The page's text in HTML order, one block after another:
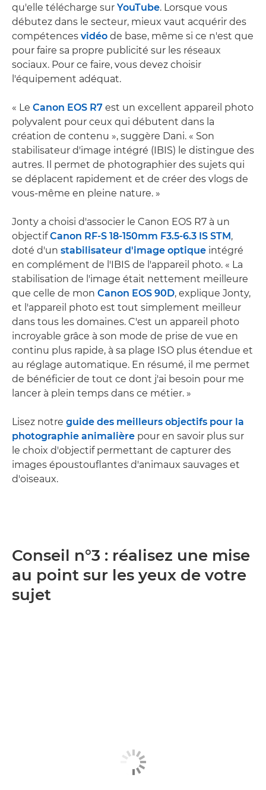
qu'elle télécharge sur YouTube. Lorsque vous
débutez dans le secteur, mieux vaut acquérir des
compétences vidéo de base, même si ce n'est que
pour faire sa propre publicité sur les réseaux
sociaux. Pour ce faire, vous devez choisir
l'équipement adéquat.
« Le Canon EOS R7 est un excellent appareil photo
polyvalent pour ceux qui débutent dans la
création de contenu », suggère Dani. « Son
stabilisateur d'image intégré (IBIS) le distingue des
autres. Il permet de photographier des sujets qui
se déplacent rapidement et de créer des vlogs de
vous-même en pleine nature. »
Jonty a choisi d'associer le Canon EOS R7 à un
objectifCanon RF-S 18-150mm F3.5-6.3 IS STM ,
doté d'un stabilisateur d'image optique intégré
en complément de l'IBIS de l'appareil photo. « La
stabilisation de l'image était nettement meilleure
que celle de mon Canon EOS 90D, explique Jonty,
et l'appareil photo est tout simplement meilleur
dans tous les domaines. C'est un appareil photo
incroyable grâce à son mode de prise de vue en
continu plus rapide, à sa plage ISO plus étendue et
au réglage automatique. En résumé, il me permet
de bénéficier de tout ce dont j'ai besoin pour me
lancer à plein temps dans ce métier. »
Lisez notre guide des meilleurs objectifs pour la
photographie animalière pour en savoir plus sur
le choix d'objectif permettant de capturer des
images époustouflantes d'animaux sauvages et
d'oiseaux.
Conseil n°3 : réalisez une mise
au point sur les yeux de votre
sujet